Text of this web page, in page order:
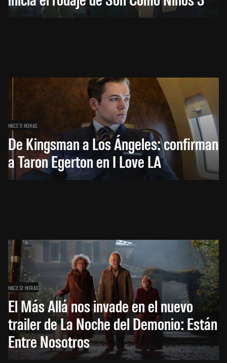
HACE 11 HORAS
De Kingsman a Los Ángeles: confirman
a Taron Egerton en I Love LA
HACE 12 HORAS
El Más Allá nos invade en el nuevo
trailer de La Noche del Demonio: Están
Entre Nosotros